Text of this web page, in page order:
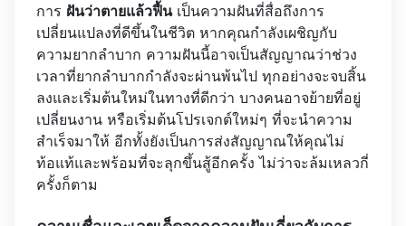
การ ฝันว่าตายแล้วฟื้นเป็นความฝันที่สื่อถึงการ
เปลี่ยนแปลงที่ดีขึ้นในชีวิต หากคุณกำลังเผชิญกับ
ความยากลำบาก ความฝันนี้อาจเป็นสัญญาณว่าช่วง
เวลาที่ยากลำบากกำลังจะผ่านพ้นไป ทุกอย่างจะจบสิ้น
ลงและเริ่มต้นใหม่ในทางที่ดีกว่า บางคนอาจย้ายที่อยู่
เปลี่ยนงาน หรือเริ่มต้นโปรเจกต์ใหม่ๆ ที่จะนำความ
สำเร็จมาให้ อีกทั้งยังเป็นการส่งสัญญาณให้คุณไม่
ท้อแท้และพร้อมที่จะลุกขึ้นสู้อีกครั้ง ไม่ว่าจะล้มเหลวกี่
ครั้งก็ตาม